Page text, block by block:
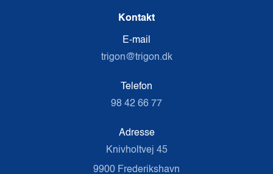
Kontakt
E-mail
trigon@trigon.dk
Telefon
98 42 66 77
Adresse
Knivholtvej 45
9900 Frederikshavn